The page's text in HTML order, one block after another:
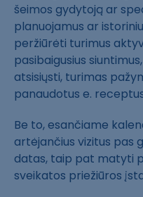
šeimos gydytoją ar
planuojamus ar
peržiūrėti turimus
pasibaigusius
atsisiųsti, turimas
panaudotus e.
Be to, esančiame
artėjančius vizitus pas
datas, taip pat matyti
sveikatos priežiūros